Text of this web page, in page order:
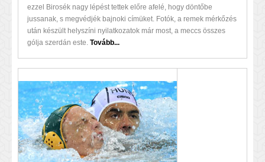
ezzel Birosék nagy lépést tettek előre afelé, hogy döntőbe
jussanak, s megvédjék bajnoki címüket. Fotók, a remek mérkőzés
után készült helyszíni nyilatkozatok már most, a meccs összes
gólja szerdán este. Tovább...